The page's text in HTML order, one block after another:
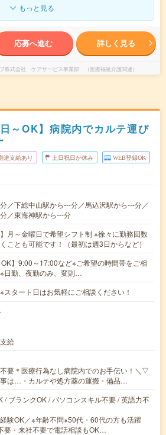
もっと見る
応募へ進む 詳しく見る
株式会社 ケアサービス事業部 （医療福祉介護関連）
～OK】病院内でカルテ運び
途支給あり 土日祝日が休み WEB登録OK
／下総中山駅から---分／馬込沢駅から---分／
／東海神駅から---分
】月～金曜日で希望シフト制 ※徐々に勤務回数
ことも可能です！（最初は週3日からなど）
OK】9:00～17:00など※ご希望の時間帯をご相
日勤、夜勤のみ、変則…
タート日はお気軽にご相談ください！
給
要＊医療行為なし病院内でのお手伝い！＼▽
は…・カルテや処方薬の運搬・備品…
/ ブランクOK / パソコンスキル不要 / 英語力不
験OK／※年齢不問※50代・60代の方も活躍
要・来社不要で電話相談もOK…